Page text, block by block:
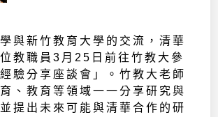
與新竹教育大學的交流，清華
教職員3月25日前往竹教大參
驗分享座談會」。竹教大老師
、教育等領域一一分享研究與
提出未來可能與清華合作的研